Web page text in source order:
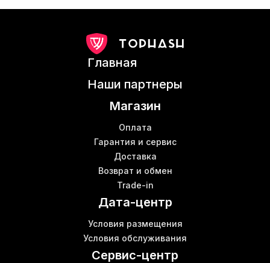
Майнинг криптовалют
Цена роутера вай фай
Майнинг устройства
Коммутатор сетевой купить
Майнингового оборудования
Комплектующие и оборудование для майнинга
Главная
Наши партнеры
Магазин
Оплата
Гарантия и сервис
Доставка
Возврат и обмен
Trade-in
Дата-центр
Условия размещения
Условия обслуживания
Сервис-центр